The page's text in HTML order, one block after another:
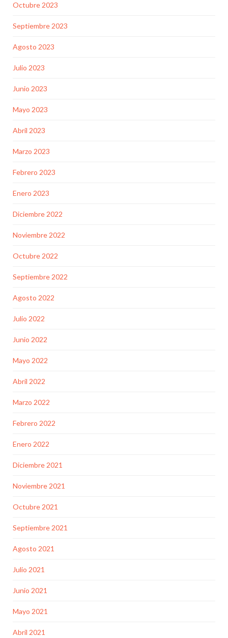
Octubre 2023
Septiembre 2023
Agosto 2023
Julio 2023
Junio 2023
Mayo 2023
Abril 2023
Marzo 2023
Febrero 2023
Enero 2023
Diciembre 2022
Noviembre 2022
Octubre 2022
Septiembre 2022
Agosto 2022
Julio 2022
Junio 2022
Mayo 2022
Abril 2022
Marzo 2022
Febrero 2022
Enero 2022
Diciembre 2021
Noviembre 2021
Octubre 2021
Septiembre 2021
Agosto 2021
Julio 2021
Junio 2021
Mayo 2021
Abril 2021